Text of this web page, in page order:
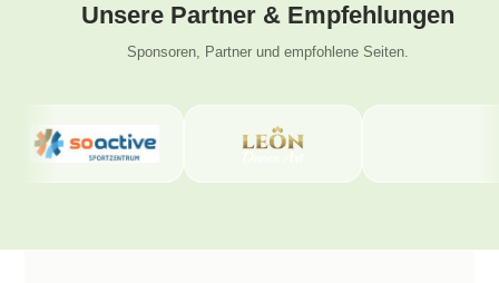
Unsere Partner & Empfehlungen
Sponsoren, Partner und empfohlene Seiten.